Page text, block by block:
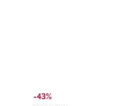
-43%